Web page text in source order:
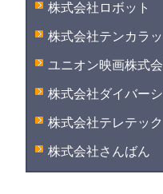
株式会社ロボット
株式会社テンカラッ
ユニオン映画株式
株式会社ダイバー
株式会社テレテック
株式会社さんばん